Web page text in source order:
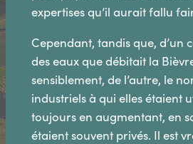
expertises qu’il aurait fallu
Cependant, tandis que, d’un
des eaux que débitait la
sensiblement, de l’autre, le
industriels à qui elles étaient
toujours en augmentant, en
étaient souvent privés. Il est